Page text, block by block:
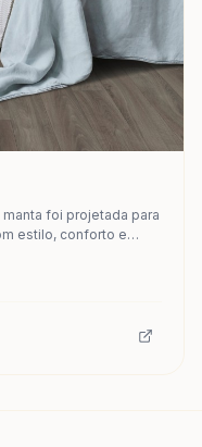
foi projetada para
estilo, conforto e
unindo beleza,